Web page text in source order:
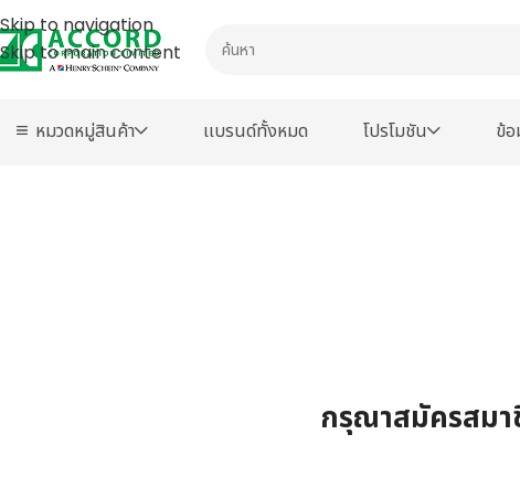
Skip to navigation
Skip to main content
หมวดหมู่สินค้า เเบรนด์ทั้งหมด โปรโมชัน ข้
กรุณาสมัครสมา